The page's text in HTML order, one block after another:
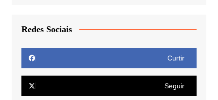
Redes Sociais
Curtir
Seguir